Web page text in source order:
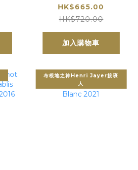
Chablis Grand
Cru Les Clos
2019
HK$665.00
HK$720.00
加入購物車
布根地之神Henri Jayer接班
人